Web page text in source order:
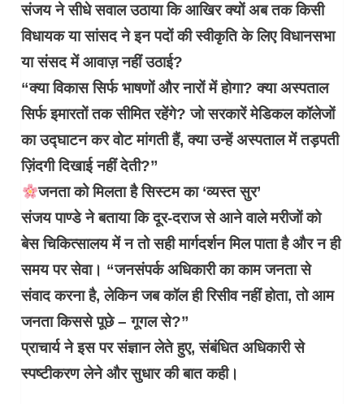
संजय ने सीधे सवाल उठाया कि आखिर क्यों अब तक किसी
विधायक या सांसद ने इन पदों की स्वीकृति के लिए विधानसभा
या संसद में आवाज़ नहीं उठाई?
“क्या विकास सिर्फ भाषणों और नारों में होगा? क्या अस्पताल
सिर्फ इमारतों तक सीमित रहेंगे? जो सरकारें मेडिकल कॉलेजों
का उद्घाटन कर वोट मांगती हैं, क्या उन्हें अस्पताल में तड़पती
ज़िंदगी दिखाई नहीं देती?”
जनता को मिलता है सिस्टम का ‘व्यस्त सुर’
संजय पाण्डे ने बताया कि दूर-दराज से आने वाले मरीजों को
बेस चिकित्सालय में न तो सही मार्गदर्शन मिल पाता है और न ही
समय पर सेवा। “जनसंपर्क अधिकारी का काम जनता से
संवाद करना है, लेकिन जब कॉल ही रिसीव नहीं होता, तो आम
जनता किससे पूछे – गूगल से?”
प्राचार्य ने इस पर संज्ञान लेते हुए, संबंधित अधिकारी से
स्पष्टीकरण लेने और सुधार की बात कही।